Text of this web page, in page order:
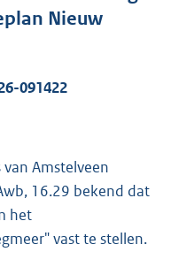
:
b
Nieuw
091422
Amstelveen
16.29 bekend dat
het
vast te stellen.